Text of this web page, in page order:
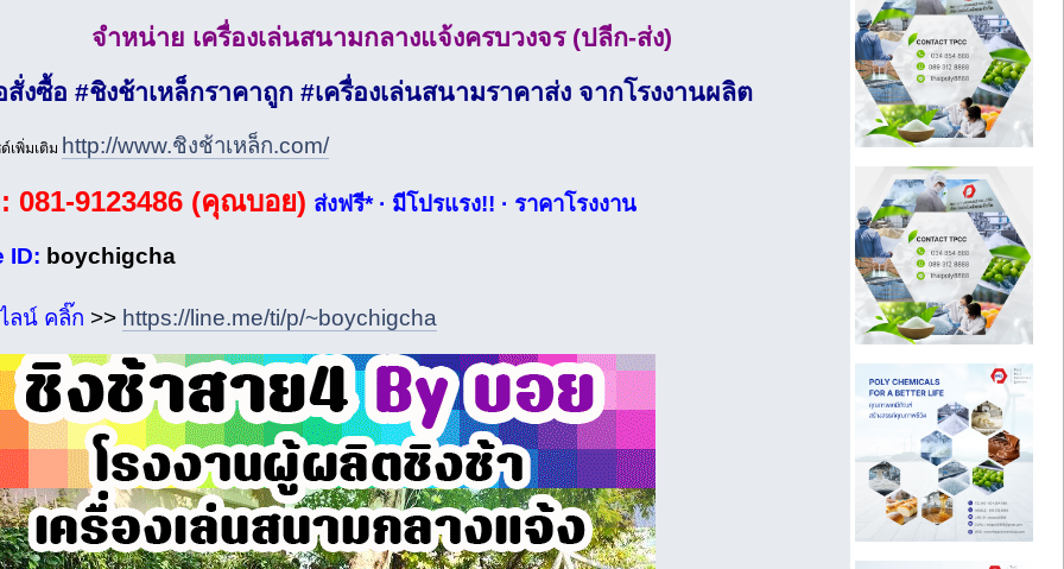
จำหน่าย เครื่องเล่นสนามกลางแจ้งครบวงจร (ปลีก-ส่ง)
งซื้อ #ชิงช้าเหล็กราคาถูก #เครื่องเล่นสนามราคาส่ง จากโรงงานผลิต
เพิ่มเติม http://www.ชิงช้าเหล็ก.com/
081-9123486 (คุณบอย) ส่งฟรี* · มีโปรแรง!! · ราคาโรงงาน
ID: boychigcha
ลน์ คลิ๊ก >> https://line.me/ti/p/~boychigcha